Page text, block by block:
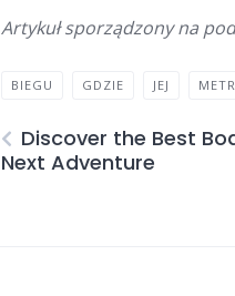
Artykuł sporządzony na
BIEGU GDZIE JEJ
Discover the Best
Next Adventure